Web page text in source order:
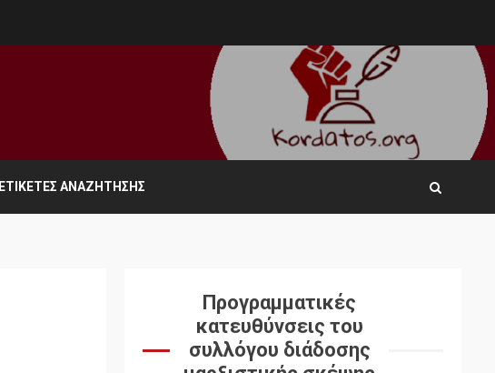
ΕΤΙΚΈΤΕΣ ΑΝΑΖΉΤΗΣΗΣ
Προγραμματικές
κατευθύνσεις του
συλλόγου διάδοσης